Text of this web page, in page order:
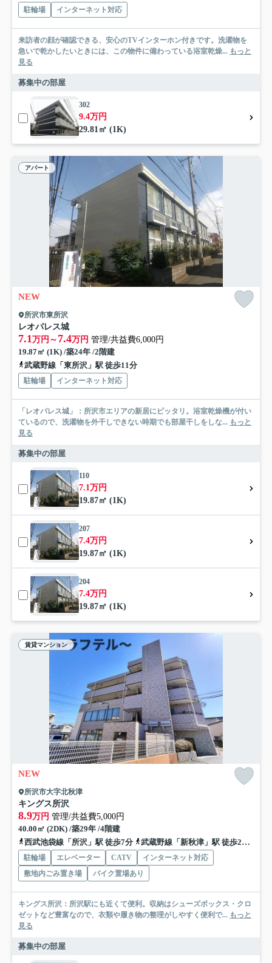
駐輪場 インターネット対応
来訪者の顔が確認できる、安心のTVインターホン付きです。洗濯物を
急いで乾かしたいときには、この物件に備わっている浴室乾燥... もっと
見る
募集中の部屋
302
9.4万円
29.81㎡ (1K)
アパート
NEW
所沢市東所沢
レオパレス城
7.1万円～ 7.4万円 管理/共益費6,000円
19.87㎡ (1K) /築24年 /2階建
武蔵野線「東所沢」駅 徒歩11分
駐輪場 インターネット対応
「レオパレス城」：所沢市エリアの新居にピッタリ。浴室乾燥機が付い
ているので、洗濯物を外干しできない時期でも部屋干しをしな... もっと
見る
募集中の部屋
110
7.1万円
19.87㎡ (1K)
207
7.4万円
19.87㎡ (1K)
204
7.4万円
19.87㎡ (1K)
賃貸マンション
NEW
所沢市大字北秋津
キングス所沢
8.9万円 管理/共益費5,000円
40.00㎡ (2DK) /築29年 /4階建
西武池袋線「所沢」駅 徒歩7分
武蔵野線「新秋津」駅 徒歩27分
駐輪場 エレベーター CATV
インターネット対応
敷地内ごみ置き場
バイク置場あり
キングス所沢：所沢駅にも近くて便利。収納はシューズボックス・クロ
ゼットなど豊富なので、衣類や履き物の整理がしやすく便利で... もっと
見る
募集中の部屋